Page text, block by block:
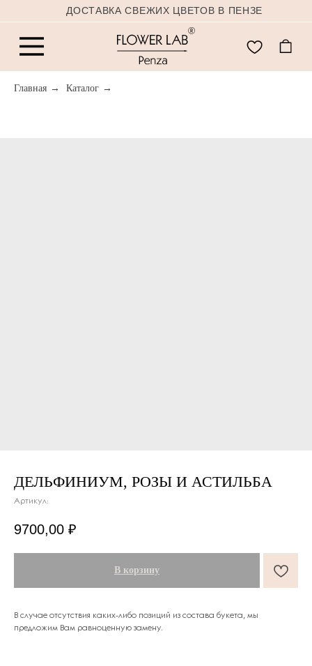
ДОСТАВКА СВЕЖИХ ЦВЕТОВ В ПЕНЗЕ
Главная → Каталог →
ДЕЛЬФИНИУМ, РОЗЫ И АСТИЛЬБА
Артикул:
9700,00 ₽
В корзину
В случае отсутствия каких-либо позиций из состава букета, мы
предложим Вам равноценную замену.